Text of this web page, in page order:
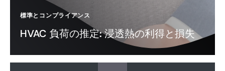
標準とコンプライアンス
HVAC 負荷の推定: 浸透熱の利得と損失